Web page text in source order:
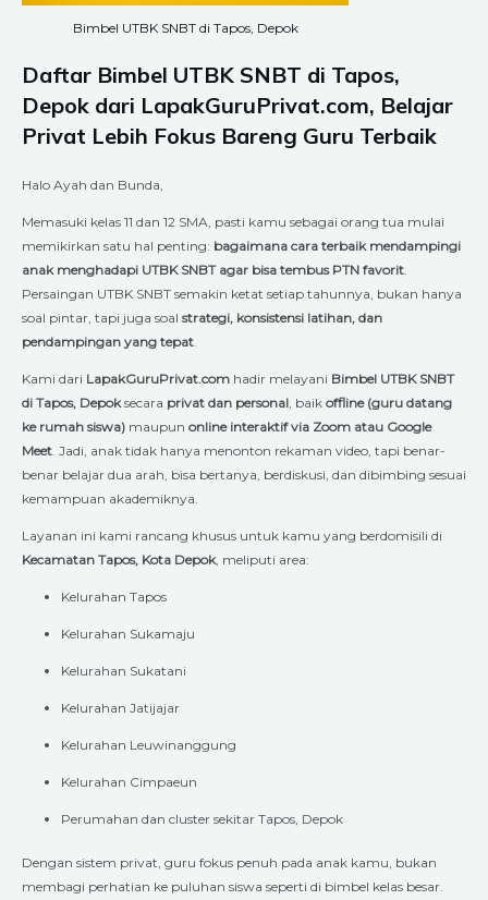
Bimbel UTBK SNBT di Tapos, Depok
Daftar Bimbel UTBK SNBT di Tapos,
Depok dari LapakGuruPrivat.com, Belajar
Privat Lebih Fokus Bareng Guru Terbaik
Halo Ayah dan Bunda,
Memasuki kelas 11 dan 12 SMA, pasti kamu sebagai orang tua mulai
memikirkan satu hal penting: bagaimana cara terbaik mendampingi
anak menghadapi UTBK SNBT agar bisa tembus PTN favorit
Persaingan UTBK SNBT semakin ketat setiap tahunnya, bukan hanya
soal pintar, tapi juga soal strategi, konsistensi latihan, dan
pendampingan yang tepat
Kami dari LapakGuruPrivat.com hadir melayani Bimbel UTBK SNBT
di Tapos, Depoksecara privat dan personal , baik offline (guru datang
ke rumah siswa) maupun online interaktif via Zoom atau Google
Meet . Jadi, anak tidak hanya menonton rekaman video, tapi benar-
benar belajar dua arah, bisa bertanya, berdiskusi, dan dibimbing sesuai
kemampuan akademiknya.
Layanan ini kami rancang khusus untuk kamu yang berdomisili di
Kecamatan Tapos, Kota Depok, meliputi area:
Kelurahan Tapos
Kelurahan Sukamaju
Kelurahan Sukatani
Kelurahan Jatijajar
Kelurahan Leuwinanggung
Kelurahan Cimpaeun
Perumahan dan cluster sekitar Tapos, Depok
Dengan sistem privat, guru fokus penuh pada anak kamu, bukan
membagi perhatian ke puluhan siswa seperti di bimbel kelas besar.